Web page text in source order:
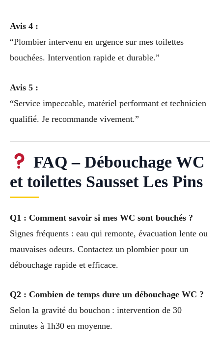
Avis 4 :
“Plombier intervenu en urgence sur mes toilettes
bouchées. Intervention rapide et durable.”
Avis 5 :
“Service impeccable, matériel performant et technicien
qualifié. Je recommande vivement.”
FAQ – Débouchage WC
et toilettes Sausset Les Pins
Q1 : Comment savoir si mes WC sont bouchés ?
Signes fréquents : eau qui remonte, évacuation lente ou
mauvaises odeurs. Contactez un plombier pour un
débouchage rapide et efficace.
Q2 : Combien de temps dure un débouchage WC ?
Selon la gravité du bouchon : intervention de 30
minutes à 1h30 en moyenne.